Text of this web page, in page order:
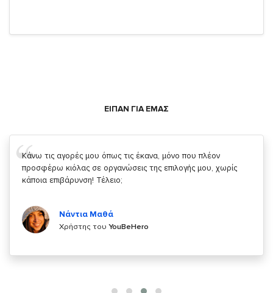
ΕΙΠΑΝ ΓΙΑ ΕΜΑΣ
Σας ευχαριστώ που μας δίνετε την δυνατότητα να κάνουμε
κάτι!
Χρήστης τουYouBeHero